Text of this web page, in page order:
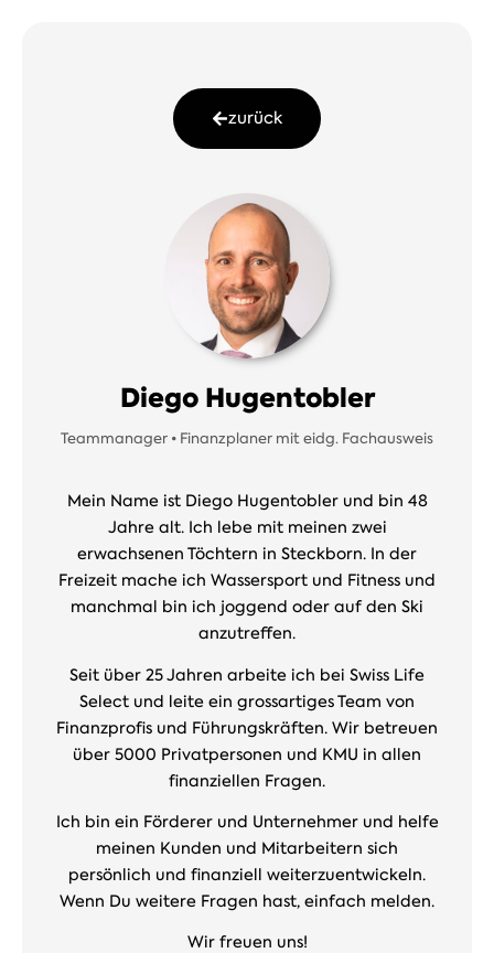
zurück
Diego Hugentobler
Teammanager • Finanzplaner mit eidg. Fachausweis
Mein Name ist Diego Hugentobler und bin 48
Jahre alt. Ich lebe mit meinen zwei
erwachsenen Töchtern in Steckborn. In der
Freizeit mache ich Wassersport und Fitness und
manchmal bin ich joggend oder auf den Ski
anzutreffen.
Seit über 25 Jahren arbeite ich bei Swiss Life
Select und leite ein grossartiges Team von
Finanzprofis und Führungskräften. Wir betreuen
über 5000 Privatpersonen und KMU in allen
finanziellen Fragen.
Ich bin ein Förderer und Unternehmer und helfe
meinen Kunden und Mitarbeitern sich
persönlich und finanziell weiterzuentwickeln.
Wenn Du weitere Fragen hast, einfach melden.
Wir freuen uns!